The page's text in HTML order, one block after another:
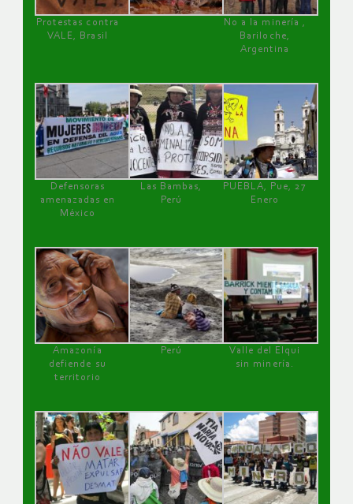
Protestas contra
VALE, Brasil
No a la minería ,
Bariloche,
Argentina
Defensoras
amenazadas en
México
Las Bambas,
Perú
PUEBLA, Pue, 27
Enero
Amazonía
defiende su
territorio
Perú
Valle del Elqui
sin minería.